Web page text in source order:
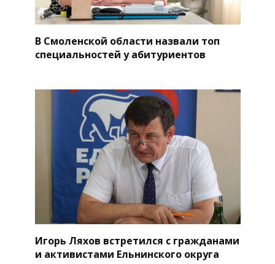
В Смоленской области назвали топ
специальностей у абитуриентов
Игорь Ляхов встретился с гражданами
и активистами Ельнинского округа